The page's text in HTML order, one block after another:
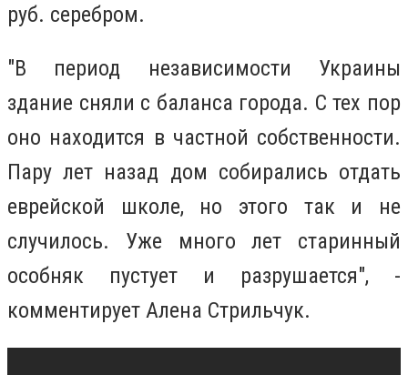
руб. серебром.
"В период независимости Украины
здание сняли с баланса города. С тех пор
оно находится в частной собственности.
Пару лет назад дом собирались отдать
еврейской школе, но этого так и не
случилось. Уже много лет старинный
особняк пустует и разрушается", -
комментирует Алена Стрильчук.